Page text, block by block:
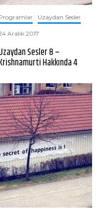
Uzaydan Sesler ·
Aralık 2017
Sesler 8 –
Hakkında 4